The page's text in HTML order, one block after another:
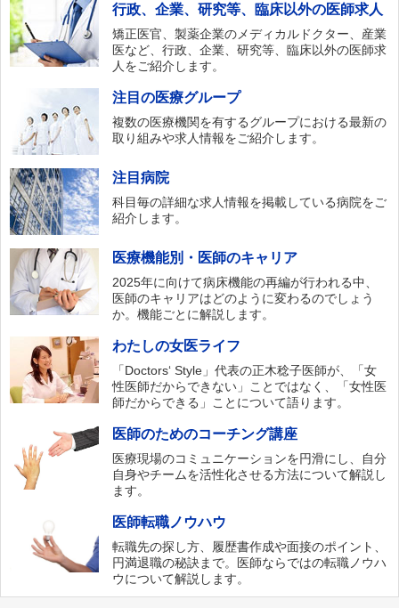
行政、企業、研究等、臨床以外の医師求人
矯正医官、製薬企業のメディカルドクター、産業
医など、行政、企業、研究等、臨床以外の医師求
人をご紹介します。
注目の医療グループ
複数の医療機関を有するグループにおける最新の
取り組みや求人情報をご紹介します。
注目病院
科目毎の詳細な求人情報を掲載している病院をご
紹介します。
医療機能別・医師のキャリア
2025年に向けて病床機能の再編が行われる中、
医師のキャリアはどのように変わるのでしょう
か。機能ごとに解説します。
わたしの女医ライフ
「Doctors‘ Style」代表の正木稔子医師が、「女
性医師だからできない」ことではなく、「女性医
師だからできる」ことについて語ります。
医師のためのコーチング講座
医療現場のコミュニケーションを円滑にし、自分
自身やチームを活性化させる方法について解説し
ます。
医師転職ノウハウ
転職先の探し方、履歴書作成や面接のポイント、
円満退職の秘訣まで。医師ならではの転職ノウハ
ウについて解説します。